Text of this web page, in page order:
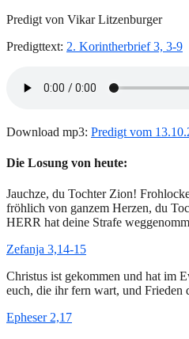
Predigt von Vikar Litzenburger
Predigttext: 2. Korintherbrief 3, 3-9
Download mp3: Predigt vom
Die Losung von heute:
Jauchze, du Tochter Zion!
fröhlich von ganzem Herzen, du
HERR hat deine Strafe
Zefanja 3,14-15
Christus ist gekommen und hat im
euch, die ihr fern wart, und Frieden
Epheser 2,17